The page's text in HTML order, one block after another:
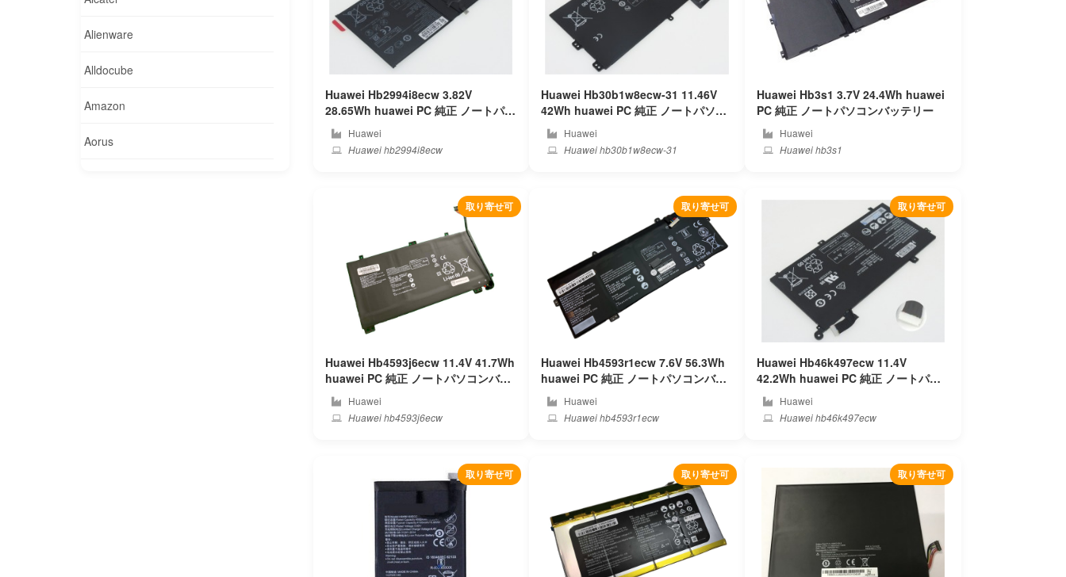
Alienware
Alldocube
Amazon
Aorus
Huawei Hb2994i8ecw 3.82V
28.65Wh huawei PC 純正 ノートパソ
コンバッテリー
Huawei
Huawei hb2994i8ecw
Huawei Hb30b1w8ecw-31 11.46V
42Wh huawei PC 純正 ノートパソコ
ンバッテリー
Huawei
Huawei hb30b1w8ecw-31
Huawei Hb3s1 3.7V 24.4Wh huawei
PC 純正 ノートパソコンバッテリー
Huawei
Huawei hb3s1
取り寄せ可
Huawei Hb4593j6ecw 11.4V 41.7Wh
huawei PC 純正 ノートパソコンバッ
テリーHuawei
Huawei hb4593j6ecw
取り寄せ可
Huawei Hb4593r1ecw 7.6V 56.3Wh
huawei PC 純正 ノートパソコンバッ
テリーHuawei
Huawei hb4593r1ecw
取り寄せ可
Huawei Hb46k497ecw 11.4V
42.2Wh huawei PC 純正 ノートパソ
コンバッテリー
Huawei
Huawei hb46k497ecw
取り寄せ可 取り寄せ可 取り寄せ可